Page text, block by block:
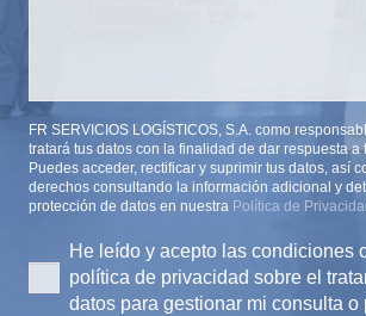
FR SERVICIOS LOGÍSTICOS, S.A. como
tratará tus datos con la finalidad de dar respuesta a
Puedes acceder, rectificar y suprimir tus datos, así
derechos consultando la información adicional y
protección de datos en nuestra Política de
He leído y acepto las condiciones
política de privacidad sobre el
datos para gestionar mi consulta o